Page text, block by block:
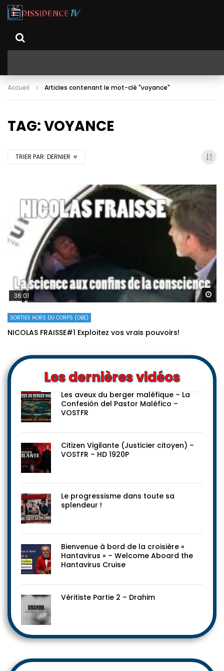
Accueil Articles contenant le mot-clé "voyance"
TAG: VOYANCE
TRIER PAR: DERNIER
36:01
SORTIES HORS DU CORPS (OBE)
NICOLAS FRAISSE#1 Exploitez vos vrais pouvoirs!
Les dernières vidéos
Les aveux du berger maléfique – La
Confesión del Pastor Maléfico –
VOSTFR
Citizen Vigilante (Justicier citoyen) –
VOSTFR – HD 1920P
Le progressisme dans toute sa
splendeur !
Bienvenue à bord de la croisière «
Hantavirus » – Welcome Aboard the
Hantavirus Cruise
Véritiste Partie 2 – Drahim